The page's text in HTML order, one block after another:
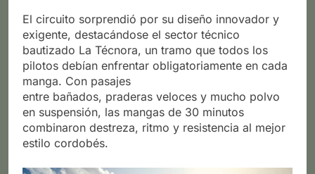
El circuito sorprendió por su diseño innovador y
exigente, destacándose el sector técnico
bautizado La Técnora, un tramo que todos los
pilotos debían enfrentar obligatoriamente en cada
manga. Con pasajes
entre bañados, praderas veloces y mucho polvo
en suspensión, las mangas de 30 minutos
combinaron destreza, ritmo y resistencia al mejor
estilo cordobés.